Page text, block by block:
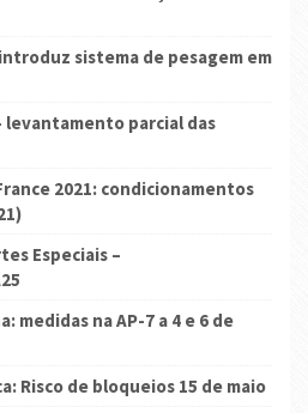
sistema de pesagem em
levantamento parcial das
2021: condicionamentos
Especiais –
medidas na AP-7 a 4 e 6 de
Risco de bloqueios 15 de maio